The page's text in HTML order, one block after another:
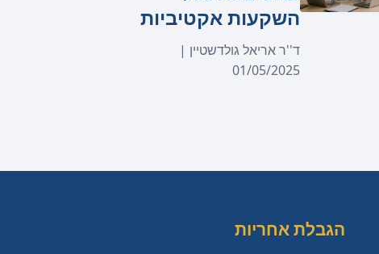
השקעות אקטיביות
ד''ר אריאל גולדשטיין |
01/05/2025
הגבלת אחריות